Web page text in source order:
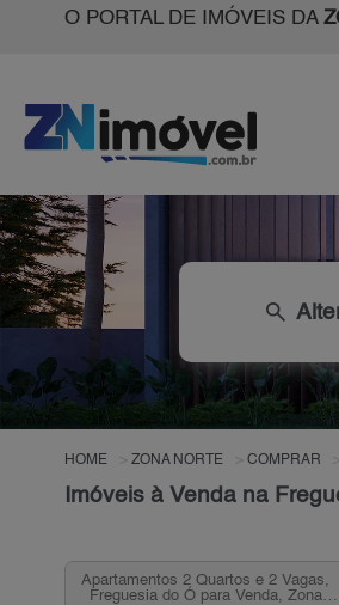
O PORTAL DE IMÓVEIS DA
search
HOME ZONA NORTE COMPRAR
Imóveis à Venda na
Apartamentos 2 Quartos e 2 Vagas,
Freguesia do Ó para Venda, Zona